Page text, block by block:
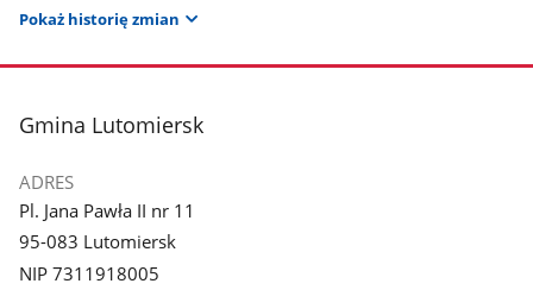
Pokaż historię zmian
stopka
Gmina Lutomiersk
ADRES
Pl. Jana Pawła II nr 11
95-083 Lutomiersk
NIP 7311918005